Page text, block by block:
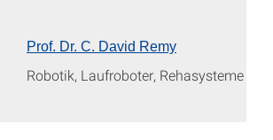
Prof. Dr. C. David Remy
Robotik, Laufroboter, Rehasysteme